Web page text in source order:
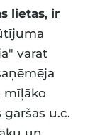
lietas, ir
varat
mīļāko
u.c.